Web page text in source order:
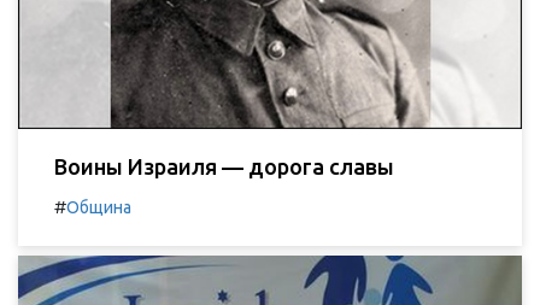
Воины Израиля — дорога славы
#Община